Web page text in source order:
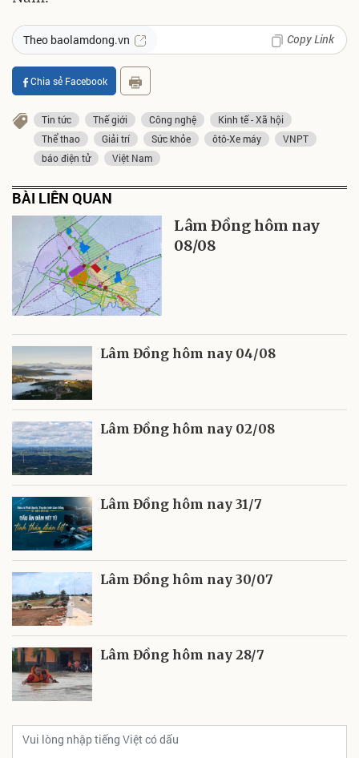
Theo baolamdong.vn Copy Link
Chia sẻ Facebook
Tin tức Thế giới Công nghệ
Kinh tế - Xã hội
Thể thao
Giải trí Sức khỏe ôtô-Xe máy
VNPT
báo điện tử
Việt Nam
BÀI LIÊN QUAN
Lâm Đồng hôm nay
08/08
Lâm Đồng hôm nay 04/08
Lâm Đồng hôm nay 02/08
Lâm Đồng hôm nay 31/7
Lâm Đồng hôm nay 30/07
Lâm Đồng hôm nay 28/7